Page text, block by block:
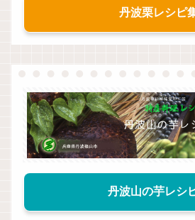
丹波栗レシピ
丹波山の芋レシ